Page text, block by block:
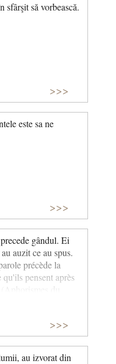
să vorbească.
>>>
este sa ne
>>>
gândul. Ei
auzit ce au spus.
précède la
qu'ils pensent après
du
>>>
au izvorat din